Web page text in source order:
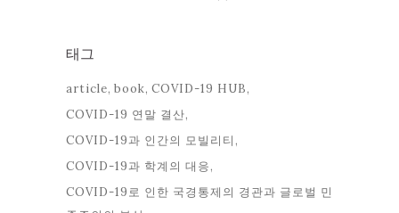
태그
article book COVID-19 HUB
COVID-19 연말 결산
COVID-19과 인간의 모빌리티
COVID-19과 학계의 대응
COVID-19로 인한 국경통제의 경관과 글로벌 민